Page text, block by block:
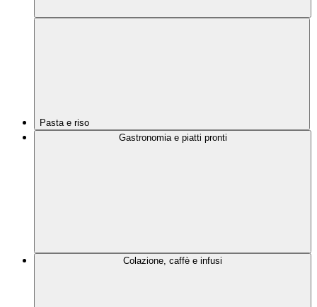
Pasta e riso
Gastronomia e piatti pronti
Colazione, caffè e infusi